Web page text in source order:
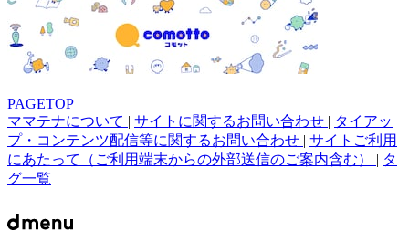
PAGETOP
ママテナについて | サイトに関するお問い合わせ | タイアッ
プ・コンテンツ配信等に関するお問い合わせ | サイトご利用
にあたって（ご利用端末からの外部送信のご案内含む） | タ
グ一覧